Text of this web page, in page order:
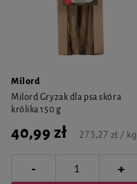
Milord
Milord Gryzak dla psa skóra
królika 150 g
40,99 zł 273,27 zł / kg
- +